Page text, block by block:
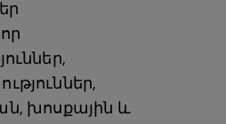
խոսքային և